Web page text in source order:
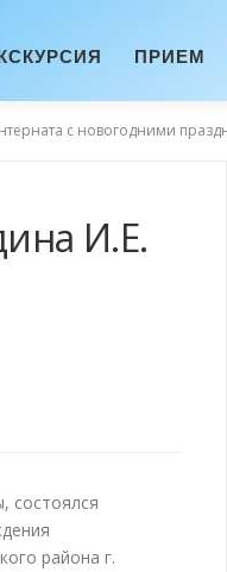
ПРИЕМ
с новогодними
И.Е.
состоялся
района г.